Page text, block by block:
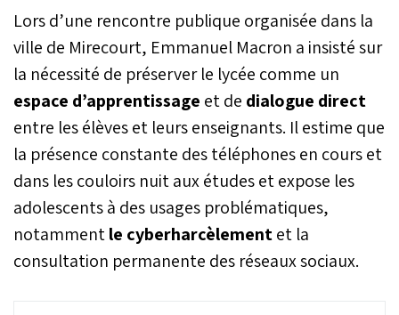
Lors d’une rencontre publique organisée dans la
ville de Mirecourt, Emmanuel Macron a insisté sur
la nécessité de préserver le lycée comme un
espace d’apprentissage et de dialogue direct
entre les élèves et leurs enseignants. Il estime que
la présence constante des téléphones en cours et
dans les couloirs nuit aux études et expose les
adolescents à des usages problématiques,
notammentle cyberharcèlementet la
consultation permanente des réseaux sociaux.